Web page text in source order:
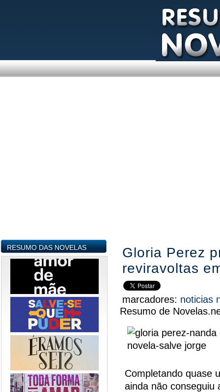
RESUMO DAS NOVELAS
Gloria Perez
reviravoltas
marcadores: noticias
Resumo de
Completando quase
ainda não conseguiu